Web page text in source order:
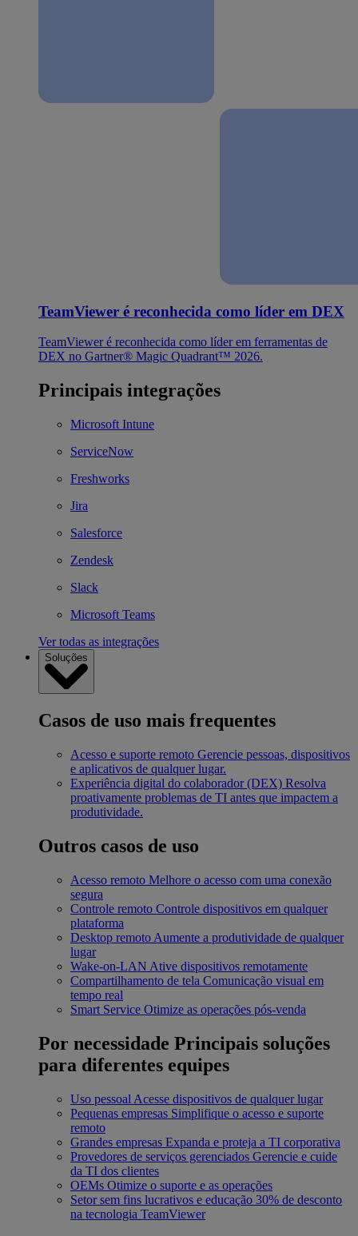
TeamViewer é reconhecida como líder em DEX
TeamViewer é reconhecida como líder em ferramentas de
DEX no Gartner® Magic Quadrant™ 2026.
Principais integrações
Microsoft Intune
ServiceNow
Freshworks
Jira
Salesforce
Zendesk
Slack
Microsoft Teams
Ver todas as integrações
Soluções
Casos de uso mais frequentes
Acesso e suporte remoto Gerencie pessoas, dispositivos
e aplicativos de qualquer lugar.
Experiência digital do colaborador (DEX) Resolva
proativamente problemas de TI antes que impactem a
produtividade.
Outros casos de uso
Acesso remoto Melhore o acesso com uma conexão
segura
Controle remoto Controle dispositivos em qualquer
plataforma
Desktop remoto Aumente a produtividade de qualquer
lugar
Wake-on-LAN Ative dispositivos remotamente
Compartilhamento de tela Comunicação visual em
tempo real
Smart Service Otimize as operações pós-venda
Por necessidade Principais soluções
para diferentes equipes
Uso pessoal Acesse dispositivos de qualquer lugar
Pequenas empresas Simplifique o acesso e suporte
remoto
Grandes empresas Expanda e proteja a TI corporativa
Provedores de serviços gerenciados Gerencie e cuide
da TI dos clientes
OEMs Otimize o suporte e as operações
Setor sem fins lucrativos e educação 30% de desconto
na tecnologia TeamViewer